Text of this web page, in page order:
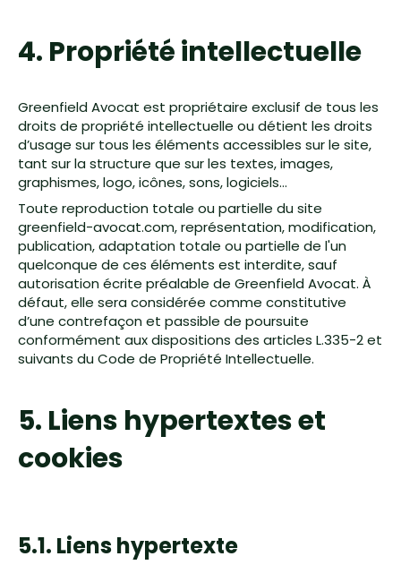
4. Propriété intellectuelle
Greenfield Avocat est propriétaire exclusif de tous les
droits de propriété intellectuelle ou détient les droits
d’usage sur tous les éléments accessibles sur le site,
tant sur la structure que sur les textes, images,
graphismes, logo, icônes, sons, logiciels…
Toute reproduction totale ou partielle du site
greenfield-avocat.com, représentation, modification,
publication, adaptation totale ou partielle de l'un
quelconque de ces éléments est interdite, sauf
autorisation écrite préalable de Greenfield Avocat. À
défaut, elle sera considérée comme constitutive
d’une contrefaçon et passible de poursuite
conformément aux dispositions des articles L.335-2 et
suivants du Code de Propriété Intellectuelle.
5. Liens hypertextes et
cookies
5.1. Liens hypertexte